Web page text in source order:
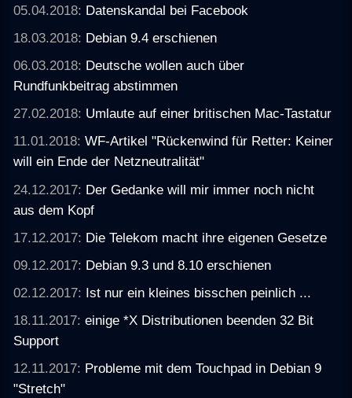
05.04.2018: Datenskandal bei Facebook
18.03.2018: Debian 9.4 erschienen
06.03.2018: Deutsche wollen auch über
Rundfunkbeitrag abstimmen
27.02.2018: Umlaute auf einer britischen Mac-Tastatur
11.01.2018:WF-Artikel "Rückenwind für Retter: Keiner
will ein Ende der Netzneutralität"
24.12.2017: Der Gedanke will mir immer noch nicht
aus dem Kopf
17.12.2017: Die Telekom macht ihre eigenen Gesetze
09.12.2017: Debian 9.3 und 8.10 erschienen
02.12.2017: Ist nur ein kleines bisschen peinlich ...
18.11.2017:einige *X Distributionen beenden 32 Bit
Support
12.11.2017: Probleme mit dem Touchpad in Debian 9
"Stretch"